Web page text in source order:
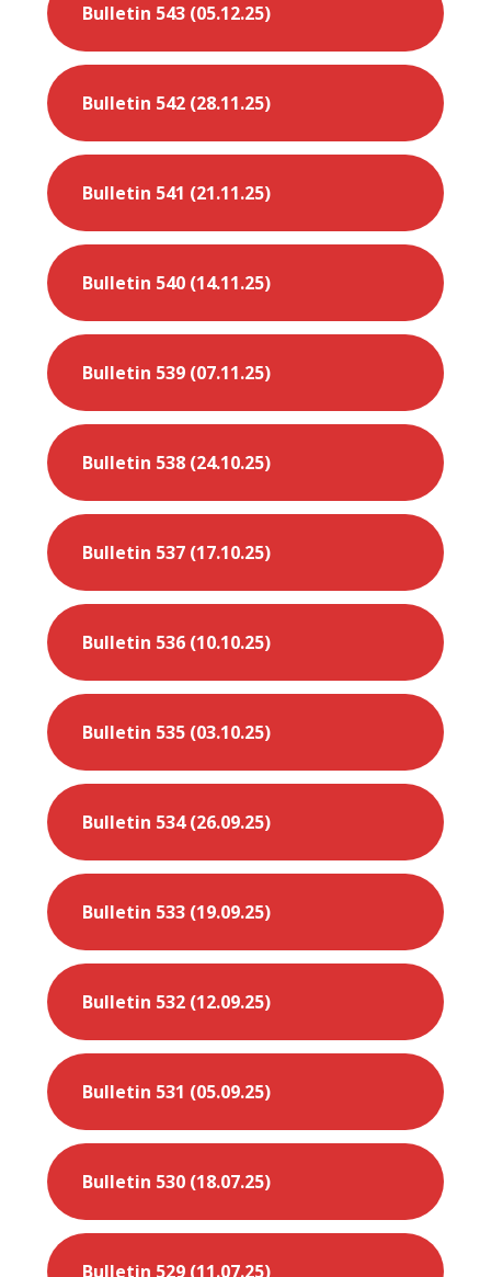
Bulletin 543 (05.12.25)
Bulletin 542 (28.11.25)
Bulletin 541 (21.11.25)
Bulletin 540 (14.11.25)
Bulletin 539 (07.11.25)
Bulletin 538 (24.10.25)
Bulletin 537 (17.10.25)
Bulletin 536 (10.10.25)
Bulletin 535 (03.10.25)
Bulletin 534 (26.09.25)
Bulletin 533 (19.09.25)
Bulletin 532 (12.09.25)
Bulletin 531 (05.09.25)
Bulletin 530 (18.07.25)
Bulletin 529 (11.07.25)